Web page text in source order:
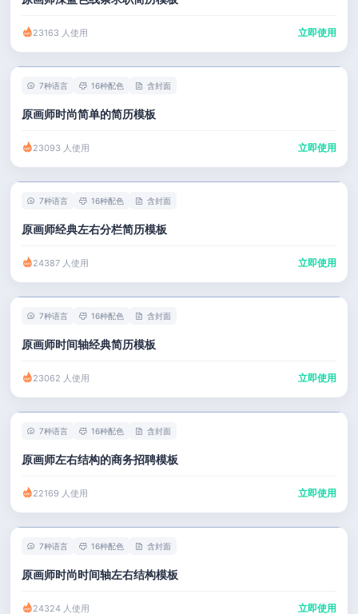
23163 人使用 立即使用
7种语言 16种配色 含封面
原画师时尚简单的简历模板
23093 人使用 立即使用
7种语言 16种配色 含封面
原画师经典左右分栏简历模板
24387 人使用 立即使用
7种语言 16种配色 含封面
原画师时间轴经典简历模板
23062 人使用 立即使用
7种语言 16种配色 含封面
原画师左右结构的商务招聘模板
22169 人使用 立即使用
7种语言 16种配色 含封面
原画师时尚时间轴左右结构模板
24324 人使用 立即使用